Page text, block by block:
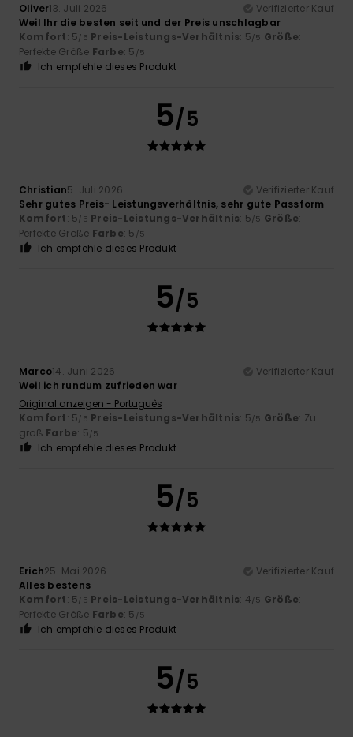
Oliver13. Juli 2026
Verifizierter Kauf
Weil Ihr die besten seit und der Preis unschlagbar
Komfort: 5/5 Preis-Leistungs-Verhältnis: 5/5 Größe:
Perfekte Größe Farbe: 5 /5
Ich empfehle dieses Produkt
5/5
Christian5. Juli 2026
Verifizierter Kauf
Sehr gutes Preis- Leistungsverhältnis, sehr gute Passform
Komfort: 5/5 Preis-Leistungs-Verhältnis: 5/5 Größe:
Perfekte Größe Farbe: 5 /5
Ich empfehle dieses Produkt
5/5
Marco14. Juni 2026
Verifizierter Kauf
Weil ich rundum zufrieden war
Original anzeigen - Português
Komfort: 5/5 Preis-Leistungs-Verhältnis: 5/5 Größe: Zu
groß Farbe: 5/5
Ich empfehle dieses Produkt
5/5
Erich25. Mai 2026
Verifizierter Kauf
Alles bestens
Komfort: 5/5 Preis-Leistungs-Verhältnis: 4/5 Größe:
Perfekte Größe Farbe: 5 /5
Ich empfehle dieses Produkt
5/5